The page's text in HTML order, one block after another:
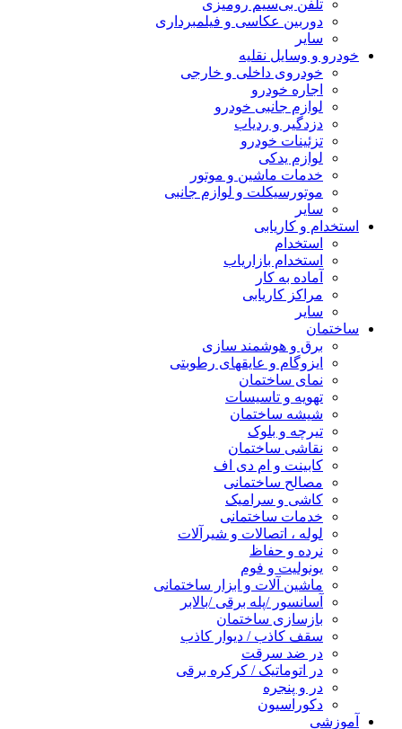
تلفن بی‌سیم رومیزی
دوربین عکاسی و فیلمبرداری
سایر
خودرو و وسایل نقلیه
خودروی داخلی و خارجی
اجاره خودرو
لوازم جانبی خودرو
دزدگیر و ردیاب
تزئینات خودرو
لوازم یدکی
خدمات ماشین و موتور
موتورسیکلت و لوازم جانبی
سایر
استخدام و کاریابی
استخدام
استخدام بازاریاب
آماده به کار
مراکز کاریابی
سایر
ساختمان
برق و هوشمند سازی
ایزوگام و عایقهای رطوبتی
نمای ساختمان
تهویه و تاسیسات
شیشه ساختمان
تیرچه و بلوک
نقاشی ساختمان
کابینت و ام دی اف
مصالح ساختمانی
کاشی و سرامیک
خدمات ساختمانی
لوله ، اتصالات و شیرآلات
نرده و حفاظ
یونولیت و فوم
ماشین آلات و ابزار ساختمانی
آسانسور /پله برقی /بالابر
بازسازی ساختمان
سقف کاذب / دیوار کاذب
در ضد سرقت
در اتوماتیک / کرکره برقی
در و پنجره
دکوراسیون
آموزشی